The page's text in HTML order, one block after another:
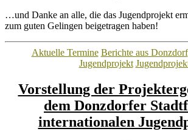
…und Danke an alle, die das Jugendprojekt
zum guten Gelingen beigetragen haben!
Kategorien
Aktuelle Termine Berichte aus Donzdorf
Jugendprojekt
Vorstellung der
dem Donzdorfer
internationalen